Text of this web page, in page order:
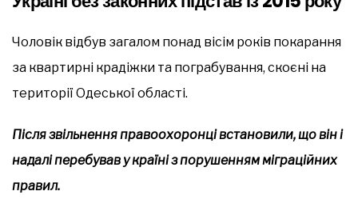
Чоловік відбув загалом понад вісім років покарання
за квартирні крадіжки та пограбування, скоєні на
території Одеської області.
Після звільнення правоохоронці встановили, що він і
надалі перебував у країні з порушенням міграційних
правил.